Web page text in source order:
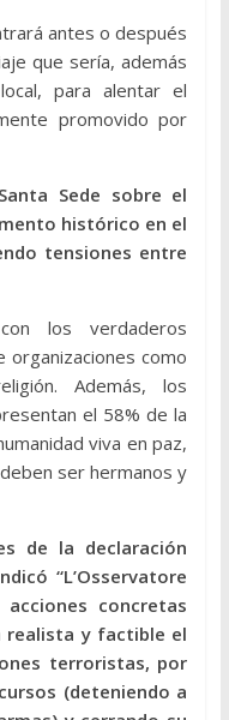
antes o después
que sería, además
para alentar el
promovido por
Sede sobre el
histórico en el
tensiones entre
los verdaderos
organizaciones como
Además, los
el 58% de la
viva en paz,
ser hermanos y
de la declaración
“L’Osservatore
concretas
realista y factible el
terroristas, por
(deteniendo a